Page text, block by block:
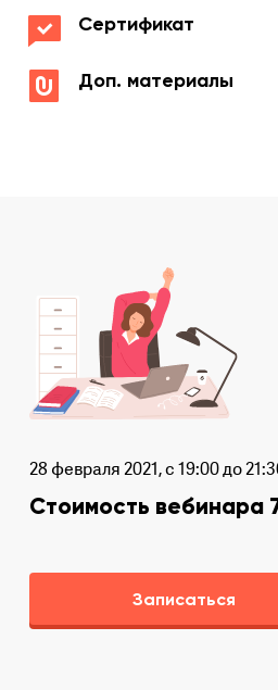
Сертификат
Доп. материалы
28 февраля 2021, с 19:00 до
Стоимость вебинара
Записаться